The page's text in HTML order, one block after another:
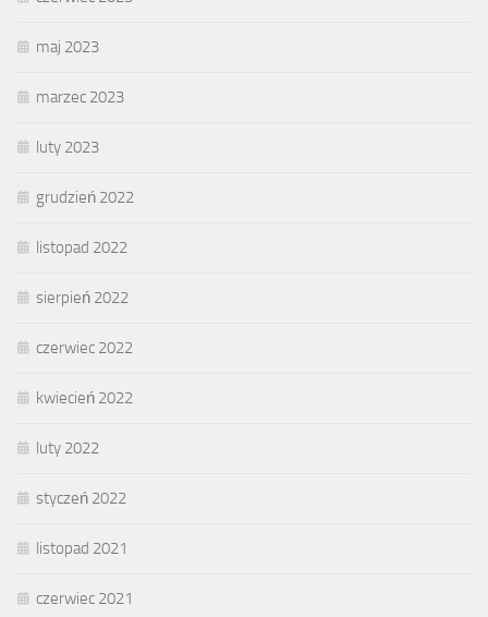
maj 2023
marzec 2023
luty 2023
grudzień 2022
listopad 2022
sierpień 2022
czerwiec 2022
kwiecień 2022
luty 2022
styczeń 2022
listopad 2021
czerwiec 2021